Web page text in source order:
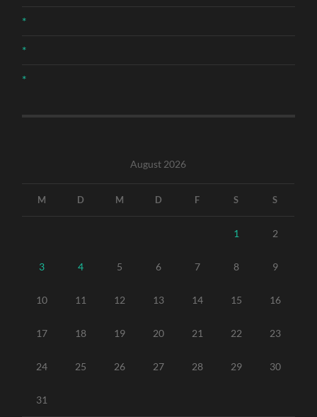
*
*
*
August 2026
M D M D F S S
1 2
3 4 5 6 7 8 9
10 11 12 13 14 15 16
17 18 19 20 21 22 23
24 25 26 27 28 29 30
31